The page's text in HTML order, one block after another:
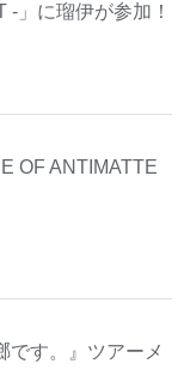
-」に瑠伊が参加！
OF ANTIMATTE
です。』ツアーメ